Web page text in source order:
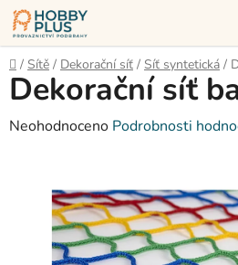
Přejít
na
obsah
Domů
/ Sítě / Dekorační síť / Síť syntetická /
Dekorační síť
Průměrné
hvězdiček.
Neohodnoceno Podrobnosti